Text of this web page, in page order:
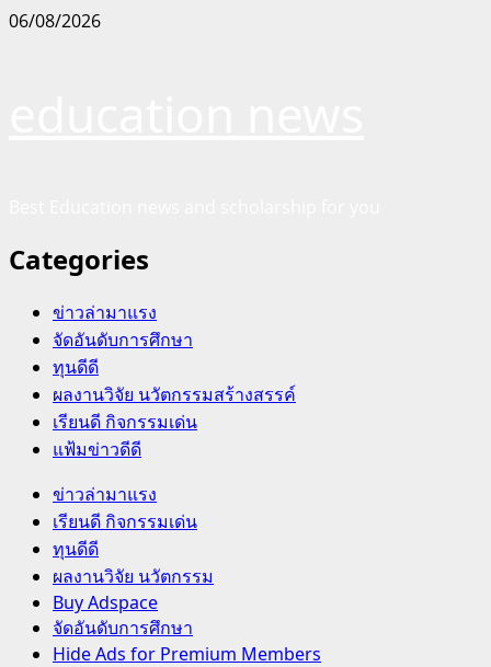
Skip
06/08/2026
Categories
ข่าวล่ามาแรง
จัดอันดับการศึกษา
ทุนดีดี
ผลงานวิจัย นวัตกรรมสร้างสรรค์
เรียนดี กิจกรรมเด่น
แฟ้มข่าวดีดี
Primary
Menu
ข่าวล่ามาแรง
เรียนดี กิจกรรมเด่น
ทุนดีดี
ผลงานวิจัย นวัตกรรม
Buy Adspace
จัดอันดับการศึกษา
Hide Ads for Premium Members